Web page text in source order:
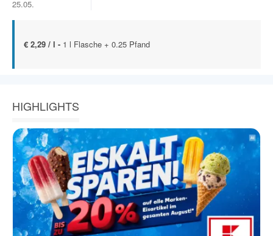
25.05.
€ 2,29 / l - 1 l Flasche + 0.25 Pfand
HIGHLIGHTS